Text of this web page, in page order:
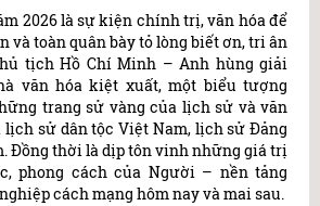
2026 là sự kiện chính trị, văn hóa để
và toàn quân bày tỏ lòng biết ơn, tri ân
tịch Hồ Chí Minh – Anh hùng giải
văn hóa kiệt xuất, một biểu tượng
trang sử vàng của lịch sử và văn
lịch sử dân tộc Việt Nam, lịch sử Đảng
Đồng thời là dịp tôn vinh những giá trị
phong cách của Người – nền tảng
cách mạng hôm nay và mai sau.